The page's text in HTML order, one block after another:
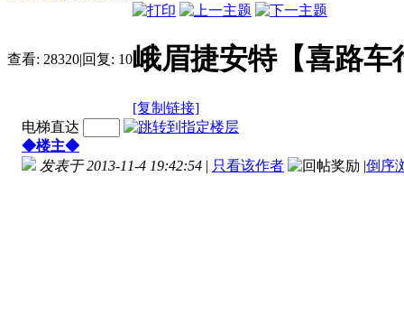
查看: 28320|回复: 10峨眉捷安特【喜路车
[复制链接]
电梯直达
◆楼主◆
发表于 2013-11-4 19:42:54 | 只看该作者 |倒序